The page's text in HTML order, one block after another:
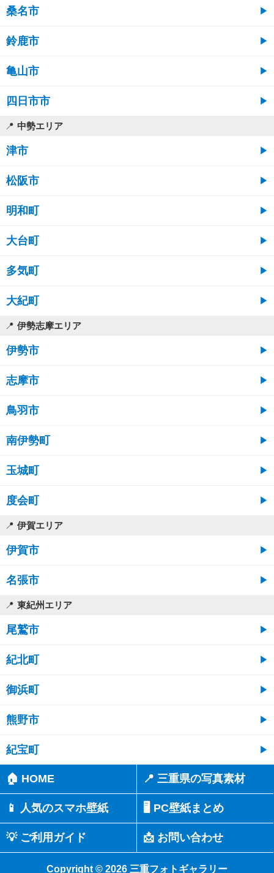
桑名市
鈴鹿市
亀山市
四日市市
中勢エリア
津市
松阪市
明和町
大台町
多気町
大紀町
伊勢志摩エリア
伊勢市
志摩市
鳥羽市
南伊勢町
玉城町
度会町
伊賀エリア
伊賀市
名張市
東紀州エリア
尾鷲市
紀北町
御浜町
熊野市
紀宝町
🏠 HOME 📍 三重県の写真素材
📱 人気のスマホ壁紙 🖥️ PC壁紙まとめ
💡 ご利用ガイド 📩 お問い合わせ
Copyright © 2026 三重フォトギャラリー